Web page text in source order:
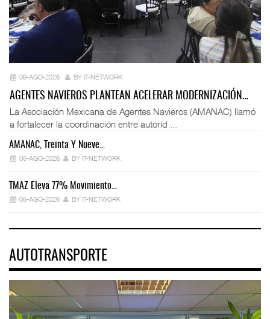
09-AGO-2026 BY IT-NETWORK
AGENTES NAVIEROS PLANTEAN ACELERAR MODERNIZACIÓN…
La Asociación Mexicana de Agentes Navieros (AMANAC) llamó
a fortalecer la coordinación entre autorid ...
AMANAC, Treinta Y Nueve…
05-AGO-2026 BY IT-NETWORK
TMAZ Eleva 77% Movimiento…
05-AGO-2026 BY IT-NETWORK
AUTOTRANSPORTE